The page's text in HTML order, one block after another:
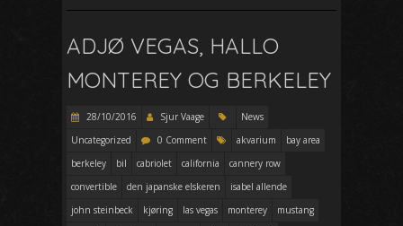
ADJØ VEGAS, HALLO
MONTEREY OG BERKELEY
28/10/2016 Sjur Vaage
News
Uncategorized
0 Comment akvarium
bay area
berkeley
bil cabriolet california
cannery row
convertible
den japanske elskeren
isabel allende
john steinbeck
kjøring las vegas monterey
mustang